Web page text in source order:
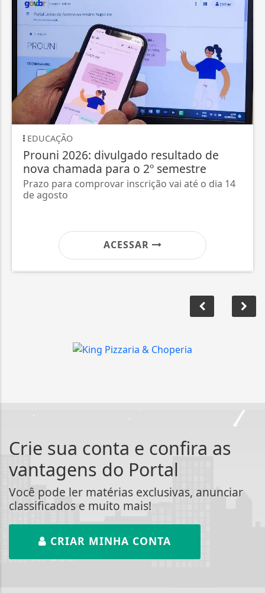
EDUCAÇÃO
Prouni 2026: divulgado resultado de
nova chamada para o 2º semestre
Prazo para comprovar inscrição vai até o dia 14
de agosto
ACESSAR
Crie sua conta e confira as
vantagens do Portal
Você pode ler matérias exclusivas, anunciar
classificados e muito mais!
CRIAR MINHA CONTA